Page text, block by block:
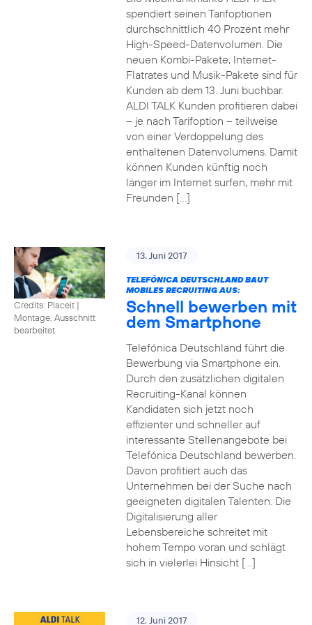
spendiert seinen Tarifoptionen
durchschnittlich 40 Prozent mehr
High-Speed-Datenvolumen. Die
neuen Kombi-Pakete, Internet-
Flatrates und Musik-Pakete sind für
Kunden ab dem 13. Juni buchbar.
ALDI TALK Kunden profitieren dabei
– je nach Tarifoption – teilweise
von einer Verdoppelung des
enthaltenen Datenvolumens. Damit
können Kunden künftig noch
länger im Internet surfen, mehr mit
Freunden […]
Credits: Placeit |
Montage, Ausschnitt
bearbeitet
13. Juni 2017
TELEFÓNICA DEUTSCHLAND BAUT
MOBILES RECRUITING AUS:
Schnell bewerben mit
dem Smartphone
Telefónica Deutschland führt die
Bewerbung via Smartphone ein.
Durch den zusätzlichen digitalen
Recruiting-Kanal können
Kandidaten sich jetzt noch
effizienter und schneller auf
interessante Stellenangebote bei
Telefónica Deutschland bewerben.
Davon profitiert auch das
Unternehmen bei der Suche nach
geeigneten digitalen Talenten. Die
Digitalisierung aller
Lebensbereiche schreitet mit
hohem Tempo voran und schlägt
sich in vielerlei Hinsicht […]
12. Juni 2017